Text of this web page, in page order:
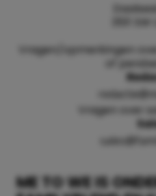
ME TO WE IS
3511
Vragen/opmerkingen
of
Vragen over